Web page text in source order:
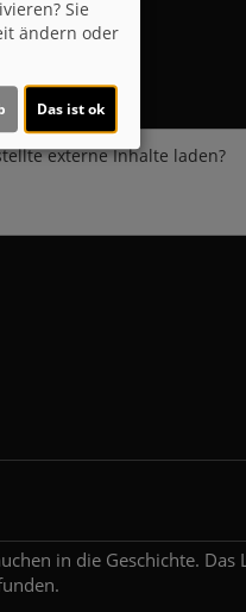
externe Inhalte laden?
in die Geschichte. Das
Sie
ändern oder
Das ist ok